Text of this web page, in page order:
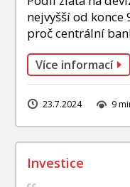
nejvyšší od konce
proč centrální
Více informací
23.7.2024 9